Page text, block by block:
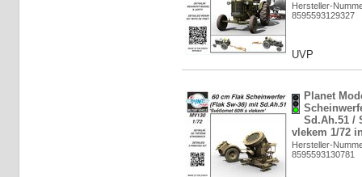
Hersteller-
8595593129327
UVP
Planet
Sd.Ah.51 /
vlekem 1/72
Hersteller-
8595593130781